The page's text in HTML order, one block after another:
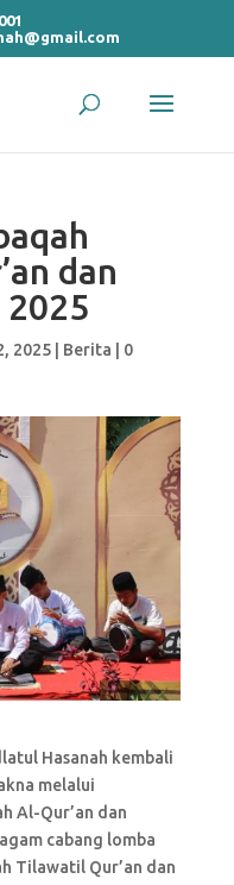
dan
2025| Berita
0
Hasanah kembali
melalui
Al-Qur’an dan
cabang lomba
Tilawatil Qur’an dan